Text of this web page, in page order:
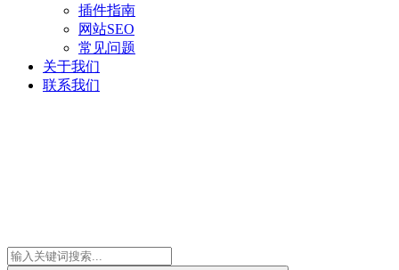
插件指南
网站SEO
常见问题
关于我们
联系我们